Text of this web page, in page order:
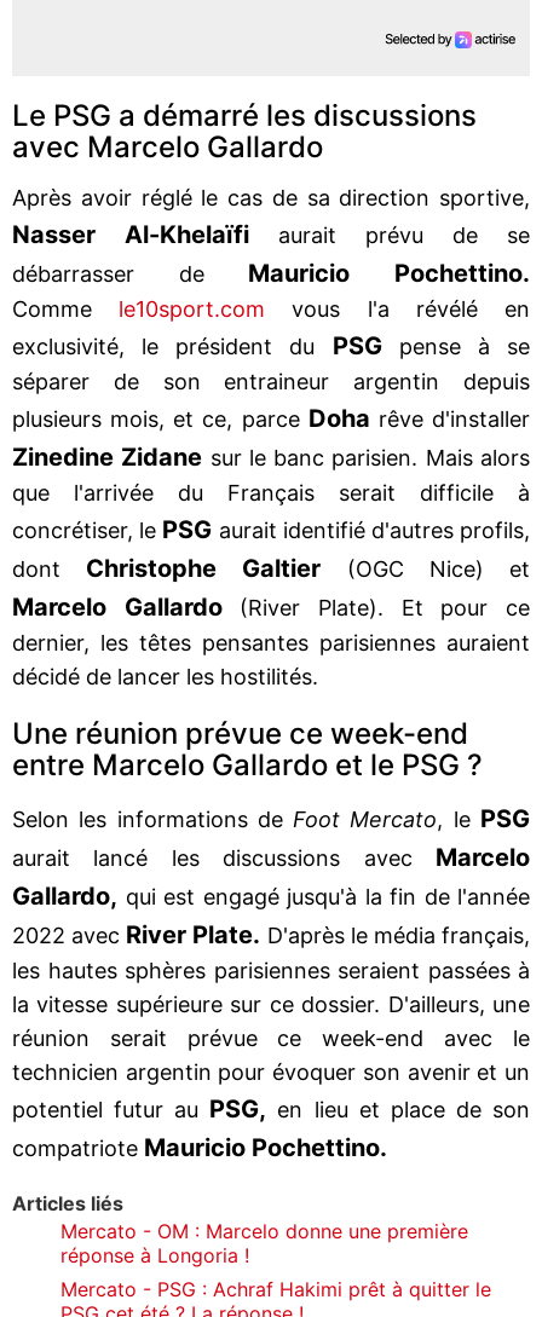
Le PSG a démarré les discussions
avec Marcelo Gallardo
Après avoir réglé le cas de sa direction sportive,
Nasser Al-Khelaïfi aurait prévu de se
débarrasser de Mauricio Pochettino.
Comme le10sport.com vous l'a révélé en
exclusivité, le président du PSGpense à se
séparer de son entraineur argentin depuis
plusieurs mois, et ce, parce Doha rêve d'installer
Zinedine Zidane sur le banc parisien. Mais alors
que l'arrivée du Français serait difficile à
concrétiser, le PSG aurait identifié d'autres profils,
dont Christophe Galtier (OGC Nice) et
Marcelo Gallardo(River Plate). Et pour ce
dernier, les têtes pensantes parisiennes auraient
décidé de lancer les hostilités.
Une réunion prévue ce week-end
entre Marcelo Gallardo et le PSG ?
Selon les informations deFoot Mercato, le PSG
aurait lancé les discussions avec Marcelo
Gallardo, qui est engagé jusqu'à la fin de l'année
2022 avec River Plate. D'après le média français,
les hautes sphères parisiennes seraient passées à
la vitesse supérieure sur ce dossier. D'ailleurs, une
réunion serait prévue ce week-end avec le
technicien argentin pour évoquer son avenir et un
potentiel futur au PSG, en lieu et place de son
compatriote Mauricio Pochettino.
Articles liés
Mercato - OM : Marcelo donne une première
réponse à Longoria !
Mercato - PSG : Achraf Hakimi prêt à quitter le